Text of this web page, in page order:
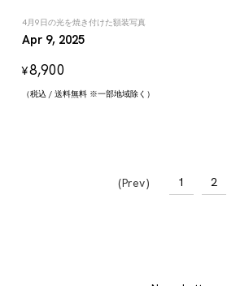
4月9日の光を焼き付けた額装写真
Apr 9, 2025
¥8,900
（税込 / 送料無料 ※一部地域除く）
Prev 1 2